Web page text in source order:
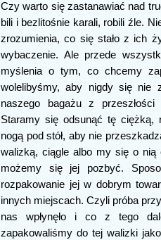
Czy warto się zastanawiać nad
bili i bezlitośnie karali, robili źle.
zrozumienia, co się stało z ich
wybaczenie. Ale przede
myślenia o tym, co chcemy
wolelibyśmy, aby nigdy się nie
naszego bagażu z przeszłości
Staramy się odsunąć tę ciężką,
nogą pod stół, aby nie
walizką, ciągle albo my się o
możemy się jej pozbyć.
rozpakowanie jej w dobrym
innych miejscach. Czyli próba
nas wpłynęło i co z tego
zapakowaliśmy do tej walizki